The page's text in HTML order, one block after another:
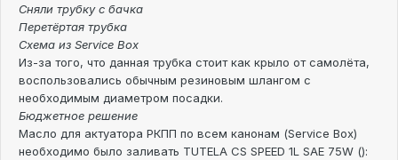
Сняли трубку с бачка
Перетёртая трубка
Схема из Service Box
Из-за того, что данная трубка стоит как крыло от самолёта,
воспользовались обычным резиновым шлангом с
необходимым диаметром посадки.
Бюджетное решение
Масло для актуатора РКПП по всем канонам (Service Box)
необходимо было заливать TUTELA CS SPEED 1L SAE 75W ():